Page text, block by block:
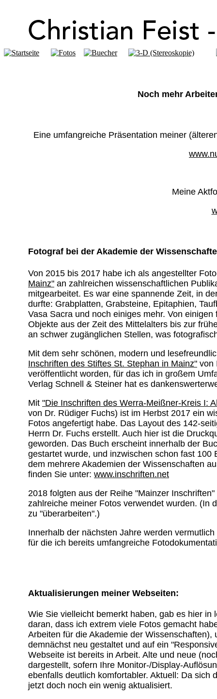
Noch mehr
Eine umfangreiche Präsentation meiner
Meine
Fotograf bei der Akademie der
Von 2015 bis 2017 habe ich als angestellter
Mainz" an zahlreichen wissenschaftlichen
mitgearbeitet. Es war eine spannende Zeit, in
durfte: Grabplatten, Grabsteine, Epitaphien,
Vasa Sacra und noch einiges mehr. Von
Objekte aus der Zeit des Mittelalters bis zur
an schwer zugänglichen Stellen, was
Mit dem sehr schönen, modern und
Inschriften des Stiftes St. Stephan in Mainz" von
veröffentlicht worden, für das ich in großem
Verlag Schnell & Steiner hat es
Mit "Die Inschriften des Werra-Meißner-Kreis I:
von Dr. Rüdiger Fuchs) ist im Herbst 2017 ein
Fotos angefertigt habe. Das Layout des 142-
Herrn Dr. Fuchs erstellt. Auch hier ist die
geworden. Das Buch erscheint innerhalb der
gestartet wurde, und inzwischen schon fast
dem mehrere Akademien der Wissenschaften
finden Sie unter: www.inschriften.net
2018 folgten aus der Reihe "Mainzer
zahlreiche meiner Fotos verwendet wurden. (In
zu "überarbeiten".)
Innerhalb der nächsten Jahre werden
für die ich bereits umfangreiche
Aktualisierungen meiner Webseiten:
Wie Sie vielleicht bemerkt haben, gab es hier
daran, dass ich extrem viele Fotos gemacht
Arbeiten für die Akademie der
demnächst neu gestaltet und auf ein
Webseite ist bereits in Arbeit. Alte und neue
dargestellt, sofern Ihre Monitor-/Display-
ebenfalls deutlich komfortabler. Aktuell: Da sich
jetzt doch noch ein wenig aktualisiert.